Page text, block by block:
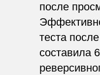
после
теста
составила